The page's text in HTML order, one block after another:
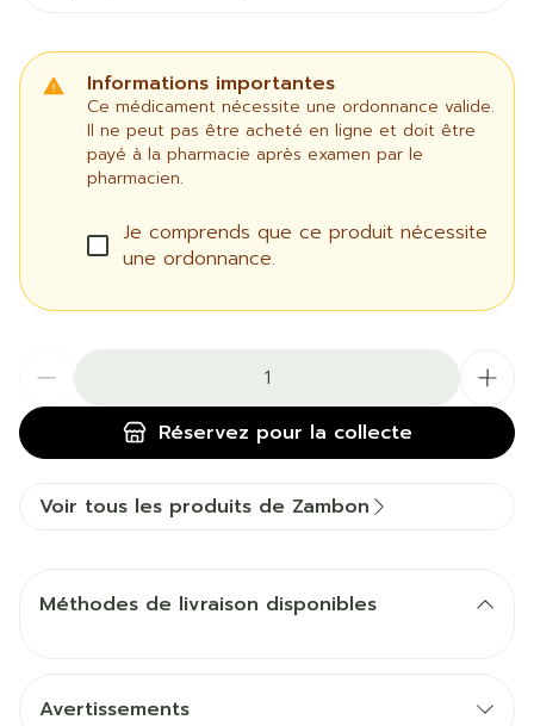
Informations importantes
Ce médicament nécessite une ordonnance valide.
Il ne peut pas être acheté en ligne et doit être
payé à la pharmacie après examen par le
pharmacien.
Je comprends que ce produit nécessite
une ordonnance.
Réservez pour la collecte
Voir tous les produits de Zambon
Méthodes de livraison disponibles
Avertissements